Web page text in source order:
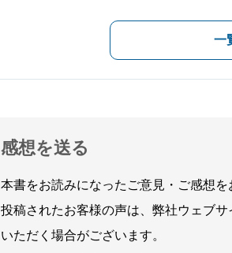
一
感想を送る
本書をお読みになったご意見・ご感想を
投稿されたお客様の声は、弊社ウェブ
いただく場合がございます。